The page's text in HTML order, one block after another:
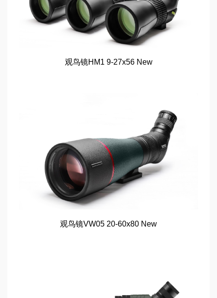
观鸟镜HM1 9-27x56 New
观鸟镜VW05 20-60x80 New